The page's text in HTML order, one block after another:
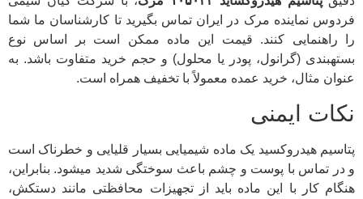
فردوس نماینده مرک در ایران تماس بگیرید تا کارشناسان ما شما
را راهنمایی کنند. قیمت این ماده ممکن است بر اساس نوع
بستهبندی (گرانول، پودر یا محلول) و حجم خرید متفاوت باشد. به
عنوان مثال، خرید عمده معمولاً با تخفیف همراه است.
نکات ایمنی
پتاسیم هیدروکسید یک ماده شیمیایی بسیار قلیایی و خطرناک است
و در تماس با پوست و چشم باعث سوختگی شدید میشود. بنابراین،
هنگام کار با این ماده باید از تجهیزات محافظتی مانند دستکش،